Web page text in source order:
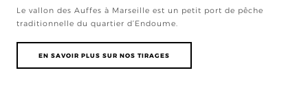
Le vallon des Auffes à Marseille est un petit port de pêche
traditionnelle du quartier d’Endoume.
EN SAVOIR PLUS SUR NOS TIRAGES